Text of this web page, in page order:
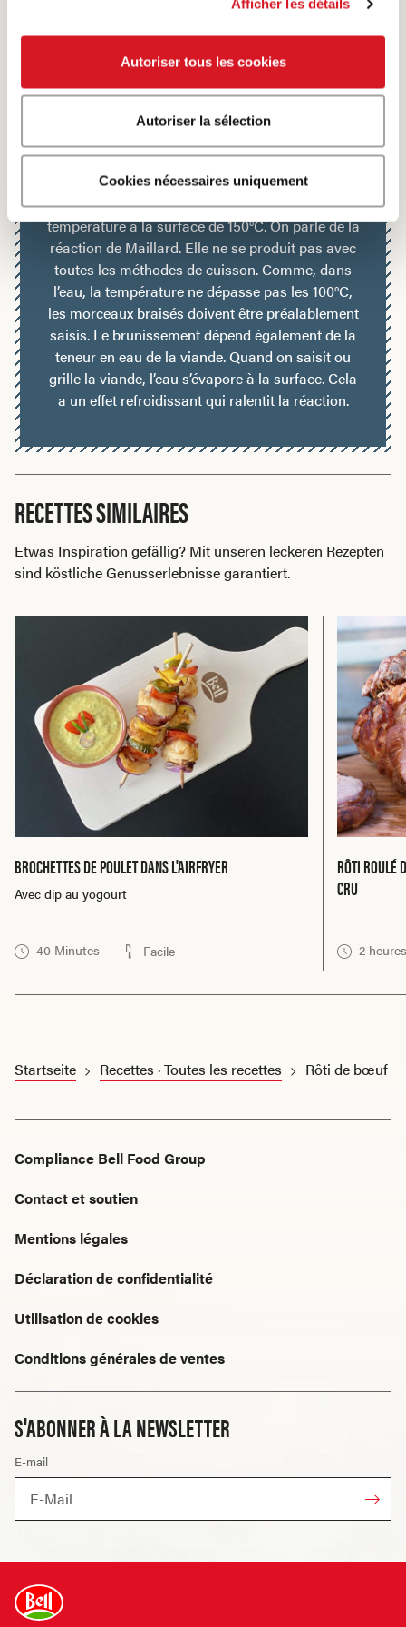
Afficher les détails
Autoriser tous les cookies
Autoriser la sélection
Cookies nécessaires uniquement
Samuels Lexikon
BEACOUP DE CHALEUER POUR
BEAUCOUP DE SAVEUR – LA RÉACTION
DE MAILLARD
morceaux rôtis ou grillés plus de goût et la saveur
typique de la viande grillée. Le brunissement de la
surface commence en général à partir d’une
température à la surface de 150°C. On parle de la
réaction de Maillard. Elle ne se produit pas avec
toutes les méthodes de cuisson. Comme, dans
l’eau, la température ne dépasse pas les 100°C,
les morceaux braisés doivent être préalablement
saisis. Le brunissement dépend également de la
teneur en eau de la viande. Quand on saisit ou
grille la viande, l’eau s’évapore à la surface. Cela
a un effet refroidissant qui ralentit la réaction.
RECETTES SIMILAIRES
Etwas Inspiration gefällig? Mit unseren leckeren Rezepten
sind köstliche Genusserlebnisse garantiert.
BROCHETTES DE POULET DANS L'AIRFRYER
Avec dip au yogourt
40 Minutes Facile
RÔTI ROULÉ
CRU
2
Startseite Recettes · Toutes les recettes Rôti de bœuf
S'ABONNER À LA NEWSLETTER
E-mail
Compliance Bell Food Group
Contact et soutien
Mentions légales
Déclaration de confidentialité
Utilisation de cookies
Conditions générales de ventes